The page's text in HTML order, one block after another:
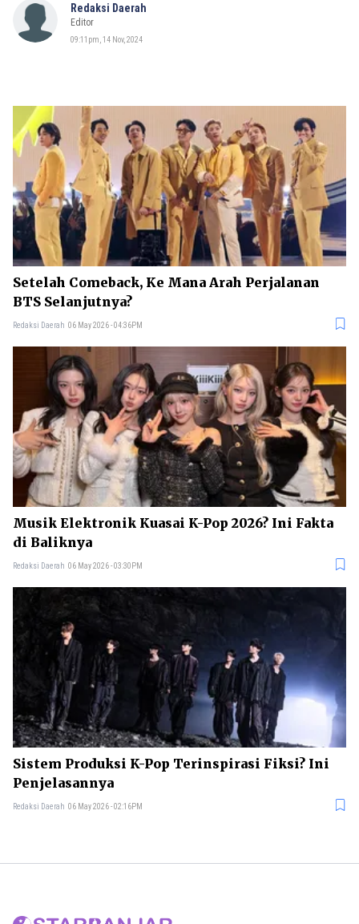
Redaksi Daerah
Editor
09:11pm, 14 Nov, 2024
Setelah Comeback, Ke Mana Arah Perjalanan
BTS Selanjutnya?
Redaksi Daerah 06 May 2026 - 04:36PM
Musik Elektronik Kuasai K-Pop 2026? Ini Fakta
di Baliknya
Redaksi Daerah 06 May 2026 - 03:30PM
Sistem Produksi K-Pop Terinspirasi Fiksi? Ini
Penjelasannya
Redaksi Daerah 06 May 2026 - 02:16PM